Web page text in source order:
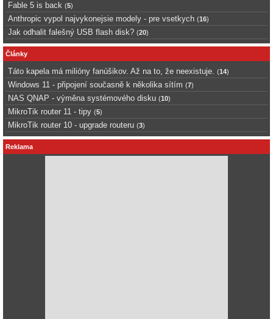
Fable 5 is back (5)
Anthropic vypol najvykonejsie modely - pre vsetkych (16)
Jak odhalit falešný USB flash disk? (20)
Články
Táto kapela má milióny fanúšikov. Až na to, že neexistuje. (14)
Windows 11 - připojení současně k několika sítím (7)
NAS QNAP - výměna systémového disku (10)
MikroTik router 11 - tipy (5)
MikroTik router 10 - upgrade routeru (3)
Reklama